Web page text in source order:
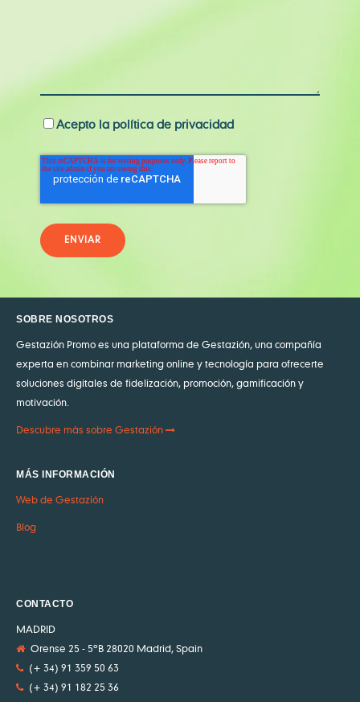
Acepto la política de privacidad
SOBRE NOSOTROS
Gestazión Promo es una plataforma de Gestazión, una compañía
experta en combinar marketing online y tecnología para ofrecerte
soluciones digitales de fidelización, promoción, gamificación y
motivación.
Descubre más sobre Gestazión
MÁS INFORMACIÓN
Web de Gestazión
Blog
CONTACTO
MADRID
Orense 25 - 5ºB 28020 Madrid, Spain
(+ 34) 91 359 50 63
(+ 34) 91 182 25 36